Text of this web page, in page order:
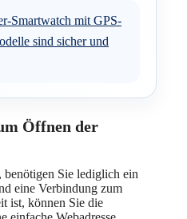
Smartwatch mit GPS-
sind sicher und
Öffnen der
Sie lediglich ein
eine Verbindung zum
ist, können Sie die